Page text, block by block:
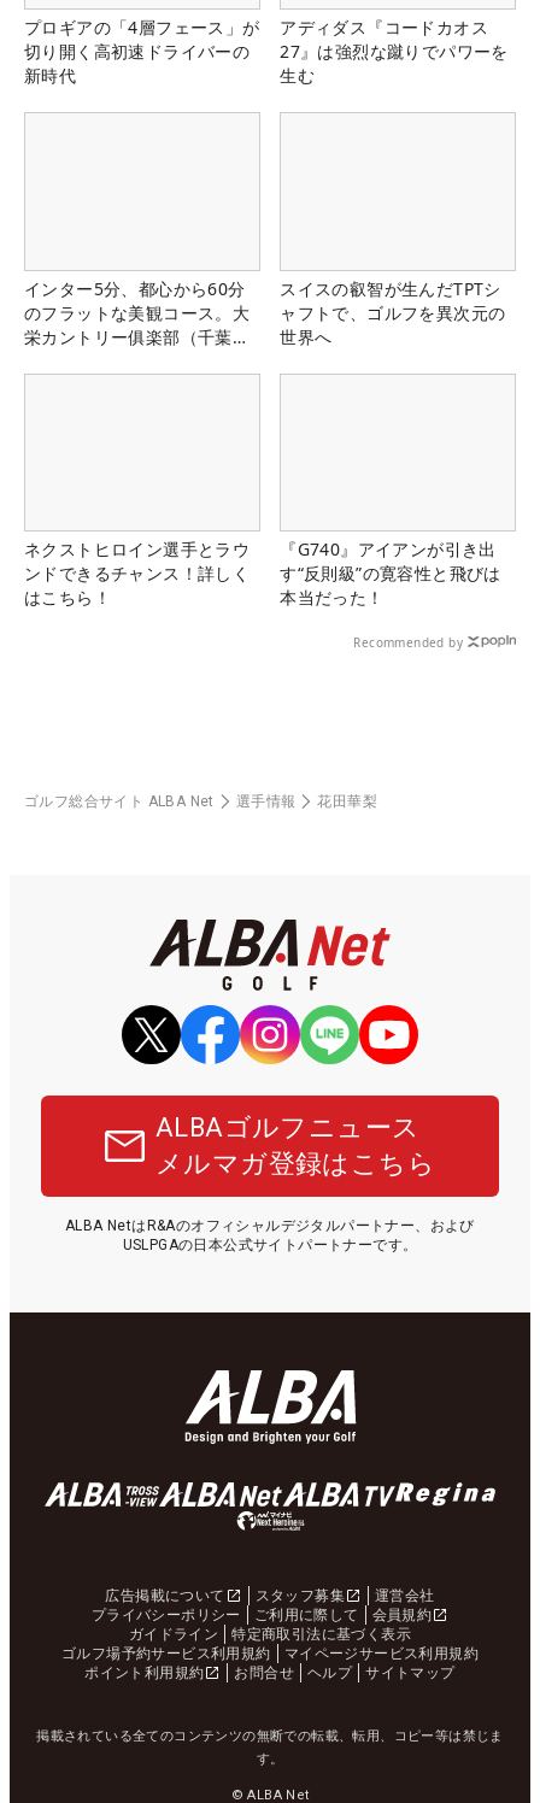
プロギアの「4層フェース」が
切り開く高初速ドライバーの
新時代
アディダス『コードカオス
27』は強烈な蹴りでパワーを
生む
インター5分、都心から60分
のフラットな美観コース。大
栄カントリー俱楽部（千葉
スイスの叡智が生んだTPTシ
ャフトで、ゴルフを異次元の
世界へ
ネクストヒロイン選手とラウ
ンドできるチャンス！詳しく
はこちら！
『G740』アイアンが引き出
す“反則級”の寛容性と飛びは
本当だった！
Recommended by
ゴルフ総合サイト ALBA Net 選手情報 花田華梨
ALBAゴルフニュース
メルマガ登録はこちら
ALBA NetはR&Aのオフィシャルデジタルパートナー、および
USLPGAの日本公式サイトパートナーです。
広告掲載について スタッフ募集
運営会社
プライバシーポリシー
ご利用に際して
会員規約
ガイドライン
特定商取引法に基づく表示
ゴルフ場予約サービス利用規約
マイページサービス利用規約
ポイント利用規約
お問合せ ヘルプ サイトマップ
掲載されている全てのコンテンツの無断での転載、転用、コピー等は禁じま
す。
© ALBA Net